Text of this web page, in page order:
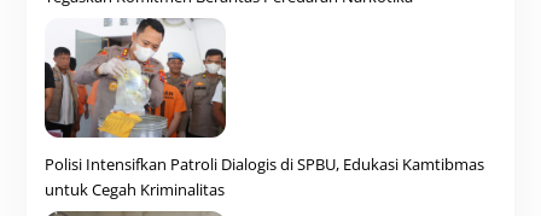
Polisi Intensifkan Patroli Dialogis di SPBU, Edukasi Kamtibmas
untuk Cegah Kriminalitas